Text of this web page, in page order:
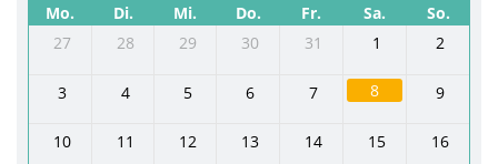
Mo. Di. Mi. Do. Fr. Sa.
So.
27
28 29 30 31 1 2
3 4 5 6 7 8 9
10 11 12 13 14 15 16